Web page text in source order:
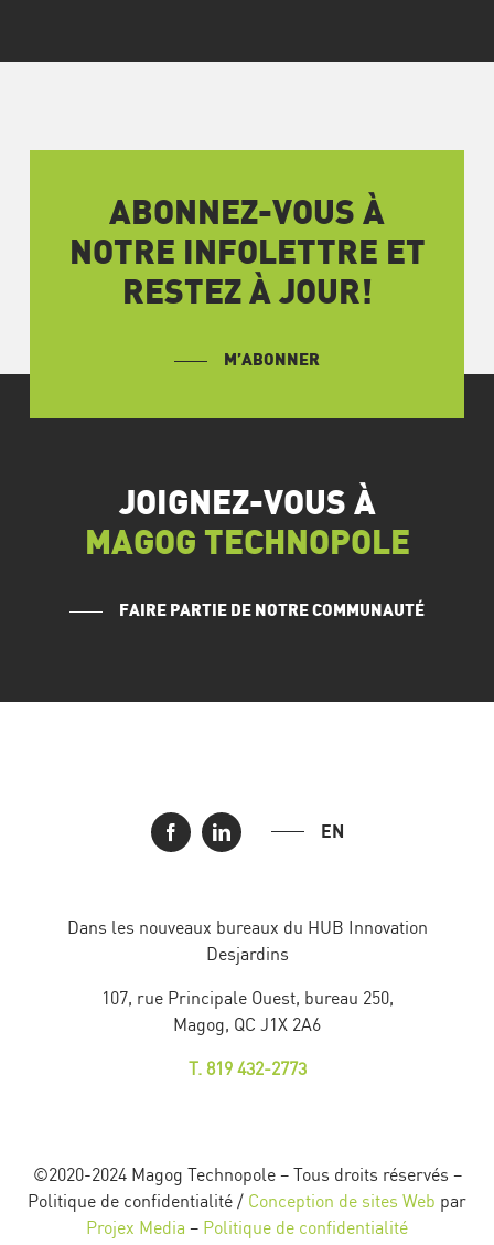
ABONNEZ-VOUS À
NOTRE INFOLETTRE ET
RESTEZ À JOUR!
M’ABONNER
JOIGNEZ-VOUS À
MAGOG TECHNOPOLE
FAIRE PARTIE DE NOTRE COMMUNAUTÉ
EN
Dans les nouveaux bureaux du HUB Innovation
Desjardins
107, rue Principale Ouest, bureau 250,
Magog, QC J1X 2A6
T. 819 432-2773
©2020-2024 Magog Technopole – Tous droits réservés –
Politique de confidentialité / Conception de sites Web par
Projex Media – Politique de confidentialité